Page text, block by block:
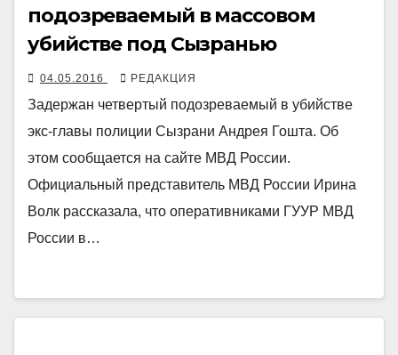
подозреваемый в массовом
убийстве под Сызранью
04.05.2016 РЕДАКЦИЯ
Задержан четвертый подозреваемый в убийстве
экс-главы полиции Сызрани Андрея Гошта. Об
этом сообщается на сайте МВД России.
Официальный представитель МВД России Ирина
Волк рассказала, что оперативниками ГУУР МВД
России в…